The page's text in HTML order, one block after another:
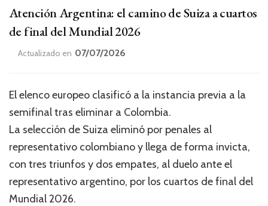
Atención Argentina: el camino de Suiza a cuartos
de final del Mundial 2026
Actualizado en 07/07/2026
El elenco europeo clasificó a la instancia previa a la
semifinal tras eliminar a Colombia.
La selección de Suiza eliminó por penales al
representativo colombiano y llega de forma invicta,
con tres triunfos y dos empates, al duelo ante el
representativo argentino, por los cuartos de final del
Mundial 2026.